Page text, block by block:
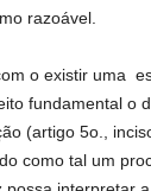
razoável.
o existir uma
fundamental o
(artigo 5o.,
como tal um